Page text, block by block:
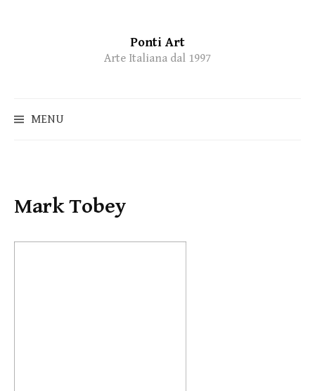
Ponti Art
Arte Italiana dal 1997
MENU
Mark Tobey